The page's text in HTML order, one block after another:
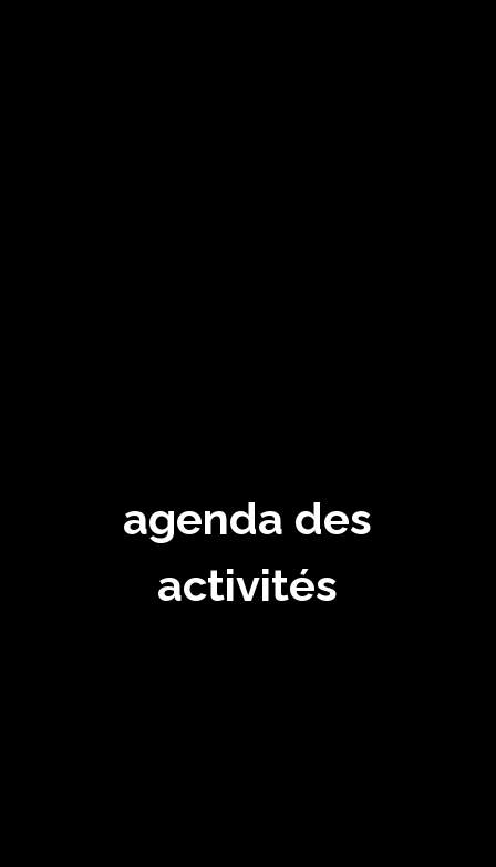
agenda des
activités